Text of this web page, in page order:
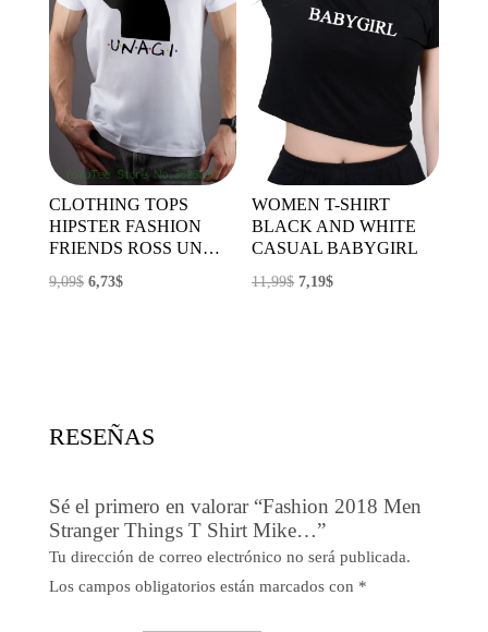
CLOTHING TOPS
HIPSTER FASHION
FRIENDS ROSS UN…
9,09$ El
6,73$El
WOMEN T-SHIRT
BLACK AND WHITE
CASUAL BABYGIRL
11,99$ El
7,19$El
RESEÑAS
Sé el primero en valorar “Fashion 2018 Men
Stranger Things T Shirt Mike…”
Tu dirección de correo electrónico no será publicada.
Los campos obligatorios están marcados con *